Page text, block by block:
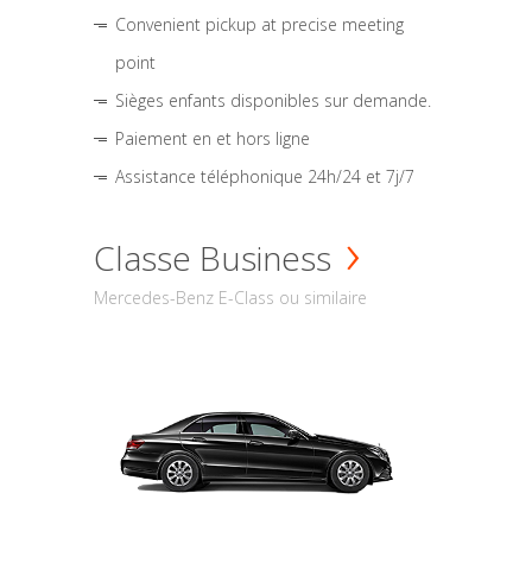
Convenient pickup at precise meeting
point
Sièges enfants disponibles sur demande.
Paiement en et hors ligne
Assistance téléphonique 24h/24 et 7j/7
Classe Business
Mercedes-Benz E-Class ou similaire